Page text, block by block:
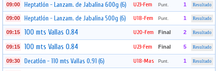
09:00 Heptatlón - Lanzam. de Jabalina 600g (6) U23-Fem Punt. 1 Resultado
09:00 Heptatlón - Lanzam. de Jabalina 500g (6) U18-Fem Punt. 1 Resultado
09:15 100 mts Vallas 0.84 U20-Fem Final 2 Resultado
09:15 100 mts Vallas 0.84 U23-Fem Final 5 Resultado
09:30 Decatlón - 110 mts Vallas 0.91 (6) U18-Mas Punt. 1 Resultado